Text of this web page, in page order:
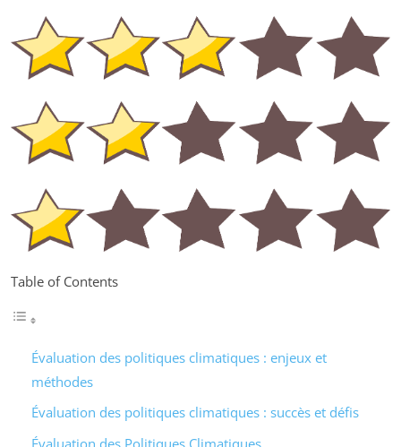
Table of Contents
Évaluation des politiques climatiques : enjeux et
méthodes
Évaluation des politiques climatiques : succès et défis
Évaluation des Politiques Climatiques